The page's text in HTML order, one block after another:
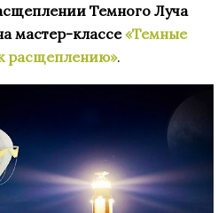
Темного Луча
мастер-классе«Темные
расщеплению».